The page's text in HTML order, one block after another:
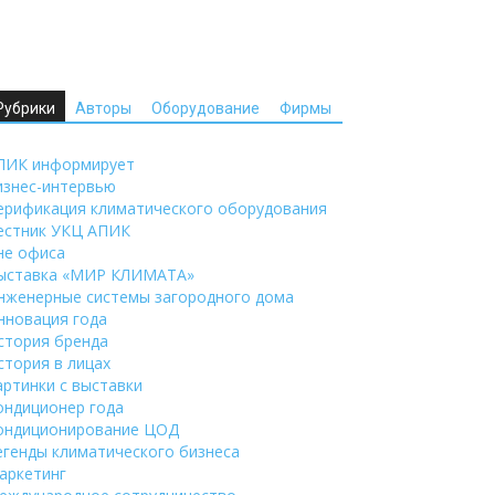
Авторы Оборудование Фирмы
информирует
интервью
климатического оборудования
УКЦ АПИК
офиса
«МИР КЛИМАТА»
системы загородного дома
года
бренда
в лицах
с выставки
года
ЦОД
климатического бизнеса